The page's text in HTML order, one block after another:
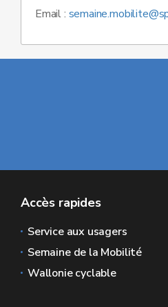
Email :
Accès rapides
Service aux usagers
Semaine de la Mobilité
Wallonie cyclable